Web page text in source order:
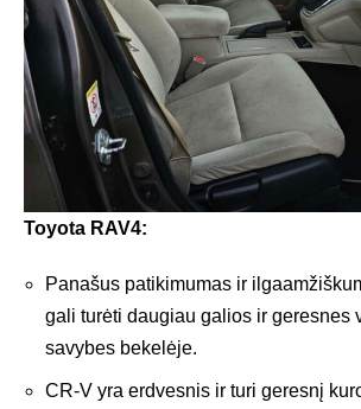
Toyota RAV4:
Panašus patikimumas ir
gali turėti daugiau galios ir geresnes
savybes bekelėje.
CR-V yra erdvesnis ir turi geresnį